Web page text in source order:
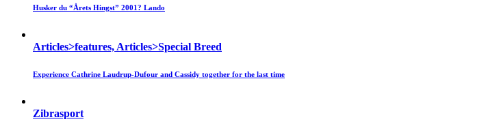
Husker du “Årets Hingst” 2001? Lando
Articles>features, Articles>Special Breed
Experience Cathrine Laudrup-Dufour and Cassidy together for the last time
Zibrasport